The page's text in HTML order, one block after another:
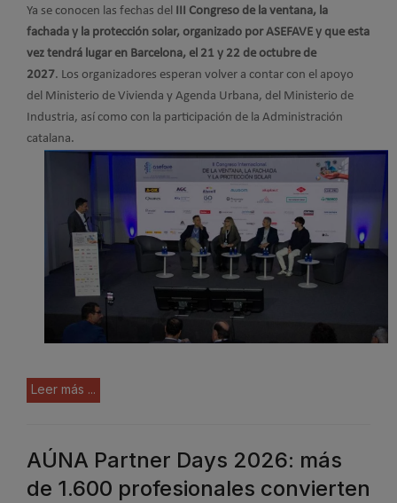
Ya se conocen las fechas del III Congreso de la ventana, la
fachada y la protección solar, organizado por ASEFAVE y que esta
vez tendrá lugar en Barcelona, el 21 y 22 de octubre de
2027. Los organizadores esperan volver a contar con el apoyo
del Ministerio de Vivienda y Agenda Urbana, del Ministerio de
Industria, así como con la participación de la Administración
catalana.
Leer más ...
AÚNA Partner Days 2026: más
de 1.600 profesionales convierten